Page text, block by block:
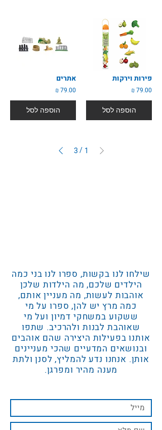
פירות וירקות
79.00 ₪
הוספה לסל
אתרים
79.00 ₪
הוספה לסל
1
/
3
שילחו לנו בקשות, ספרו לנו בני כמה
הילדים שלכם, מה הילדות שלכן
אוהבות לעשות, מה מעניין אותם,
כמה מרץ יש להן, ספרו על מי
ששקוע במשחקי דמיון ועל מי
שאוהבת לבנות ולהרכיב. שתפו
אותנו בפעילות היצירה שהם אוהבים
ובנושאים המדעיים שהכי מעניינים
אותן. אנחנו נדע להמליץ, לסנן ולתת
מענה מהיר ומפרגן.